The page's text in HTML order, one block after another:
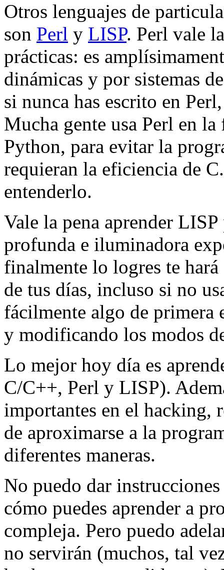
Otros lenguajes de
son Perl y LISP. Perl vale
prácticas: es
dinámicas y por sistemas
si nunca has escrito en
Mucha gente usa Perl en
Python, para evitar la
requieran la eficiencia de
entenderlo.
Vale la pena aprender
profunda e iluminadora
finalmente lo logres te
de tus días, incluso si no
fácilmente algo de primera
y modificando los modos
Lo mejor hoy día es
C/C++, Perl y LISP).
importantes en el hacking,
de aproximarse a la
diferentes maneras.
No puedo dar
cómo puedes aprender a
compleja. Pero puedo
no servirán (muchos, tal